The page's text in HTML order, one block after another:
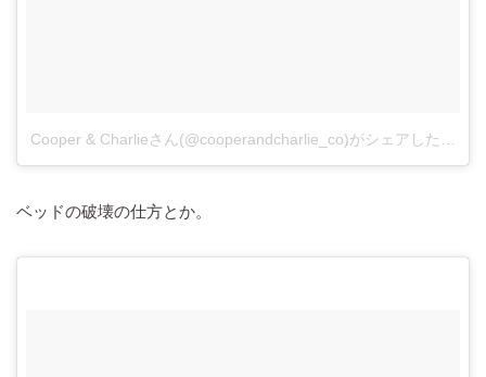
Cooper & Charlieさん(@cooperandcharlie_co)がシェアした投稿
ベッドの破壊の仕方とか。